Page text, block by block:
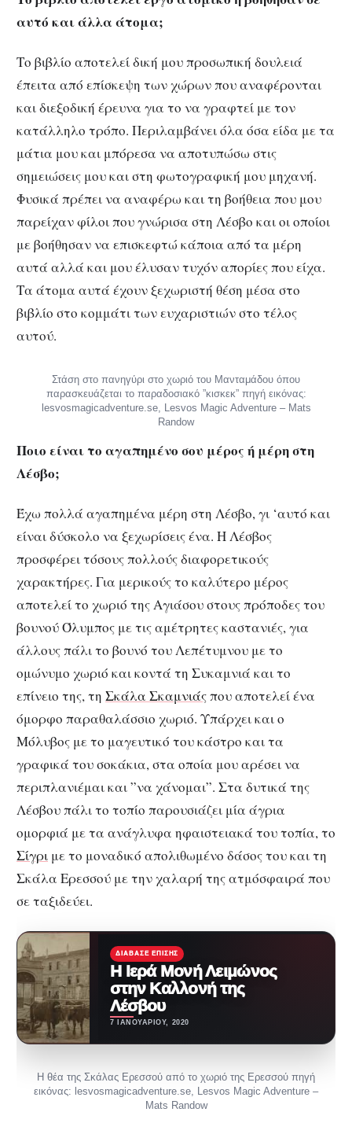
αυτό και άλλα άτομα;
Το βιβλίο αποτελεί δική μου προσωπική δουλειά
έπειτα από επίσκεψη των χώρων που αναφέρονται
και διεξοδική έρευνα για το να γραφτεί με τον
κατάλληλο τρόπο. Περιλαμβάνει όλα όσα είδα με τα
μάτια μου και μπόρεσα να αποτυπώσω στις
σημειώσεις μου και στη φωτογραφική μου μηχανή.
Φυσικά πρέπει να αναφέρω και τη βοήθεια που μου
παρείχαν φίλοι που γνώρισα στη Λέσβο και οι οποίοι
με βοήθησαν να επισκεφτώ κάποια από τα μέρη
αυτά αλλά και μου έλυσαν τυχόν απορίες που είχα.
Τα άτομα αυτά έχουν ξεχωριστή θέση μέσα στο
βιβλίο στο κομμάτι των ευχαριστιών στο τέλος
αυτού.
Στάση στο πανηγύρι στο χωριό του Μανταμάδου όπου
παρασκευάζεται το παραδοσιακό ”κισκεκ” πηγή εικόνας:
lesvosmagicadventure.se, Lesvos Magic Adventure – Mats
Randow
Ποιο είναι το αγαπημένο σου μέρος ή μέρη στη
Λέσβο;
Έχω πολλά αγαπημένα μέρη στη Λέσβο, γι ‘αυτό και
είναι δύσκολο να ξεχωρίσεις ένα. Η Λέσβος
προσφέρει τόσους πολλούς διαφορετικούς
χαρακτήρες. Για μερικούς το καλύτερο μέρος
αποτελεί το χωριό της Αγιάσου στους πρόποδες του
βουνού Όλυμπος με τις αμέτρητες καστανιές, για
άλλους πάλι το βουνό του Λεπέτυμνου με το
ομώνυμο χωριό και κοντά τη Συκαμνιά και το
επίνειο της, τη Σκάλα Σκαμνιάςπου αποτελεί ένα
όμορφο παραθαλάσσιο χωριό. Υπάρχει και ο
Μόλυβος με το μαγευτικό του κάστρο και τα
γραφικά του σοκάκια, στα οποία μου αρέσει να
περιπλανιέμαι και ”να χάνομαι”. Στα δυτικά της
Λέσβου πάλι το τοπίο παρουσιάζει μία άγρια
ομορφιά με τα ανάγλυφα ηφαιστειακά του τοπία, το
Σίγρι με το μοναδικό απολιθωμένο δάσος του και τη
Σκάλα Ερεσσού με την χαλαρή της ατμόσφαιρά που
σε ταξιδεύει.
ΔΙΆΒΑΣΕ ΕΠΊΣΗΣ
Η Ιερά Μονή Λειμώνος
στην Καλλονή της
Λέσβου
7 ΙΑΝΟΥΑΡΊΟΥ, 2020
Η θέα της Σκάλας Ερεσσού από το χωριό της Ερεσσού πηγή
εικόνας: lesvosmagicadventure.se, Lesvos Magic Adventure –
Mats Randow